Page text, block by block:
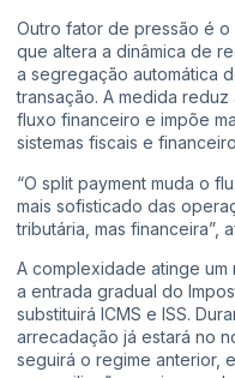
Outro fator de pressão é o
que altera a dinâmica de
a segregação automática
transação. A medida
fluxo financeiro e impõe
sistemas fiscais e
“O split payment muda o
mais sofisticado das
tributária, mas financeira”,
A complexidade atinge
a entrada gradual do
substituirá ICMS e ISS.
arrecadação já estará no
seguirá o regime anterior,